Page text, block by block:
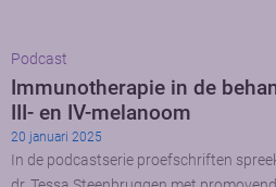
Podcast
Immunotherapie in de
III- en IV-melanoom
20 januari 2025
In de podcastserie proefschriften